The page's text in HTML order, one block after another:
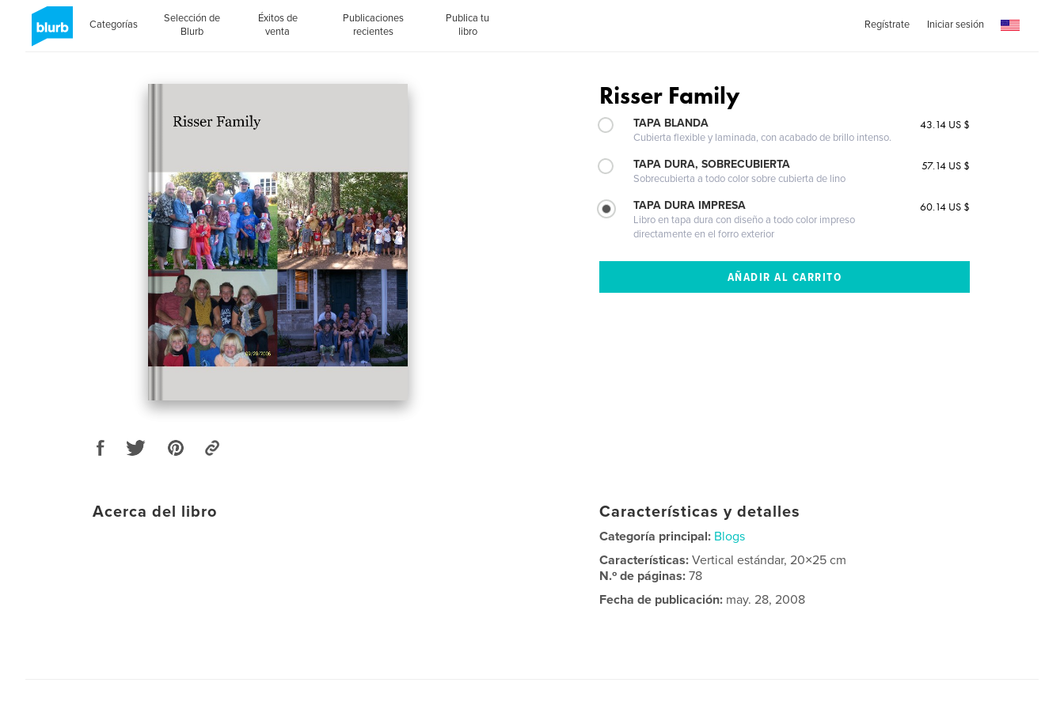
Categorías
Selección de
Blurb
Éxitos de
venta
Publicaciones
recientes
Publica tu
libro
Regístrate Iniciar sesión
Risser Family
TAPA BLANDA
Cubierta flexible y laminada, con acabado de brillo intenso.
43.14 US $
TAPA DURA, SOBRECUBIERTA
Sobrecubierta a todo color sobre cubierta de lino
57.14 US $
TAPA DURA IMPRESA
Libro en tapa dura con diseño a todo color impreso
directamente en el forro exterior
60.14 US $
Acerca del libro Características y detalles
Categoría principal: Blogs
Características:Vertical estándar, 20×25 cm
N.º de páginas:78
Fecha de publicación: may. 28, 2008